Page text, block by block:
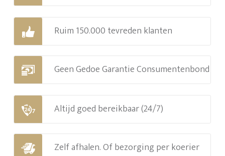
Ruim 150.000 tevreden klanten
Geen Gedoe Garantie Consumentenbond
Altijd goed bereikbaar (24/7)
Zelf afhalen. Of bezorging per koerier